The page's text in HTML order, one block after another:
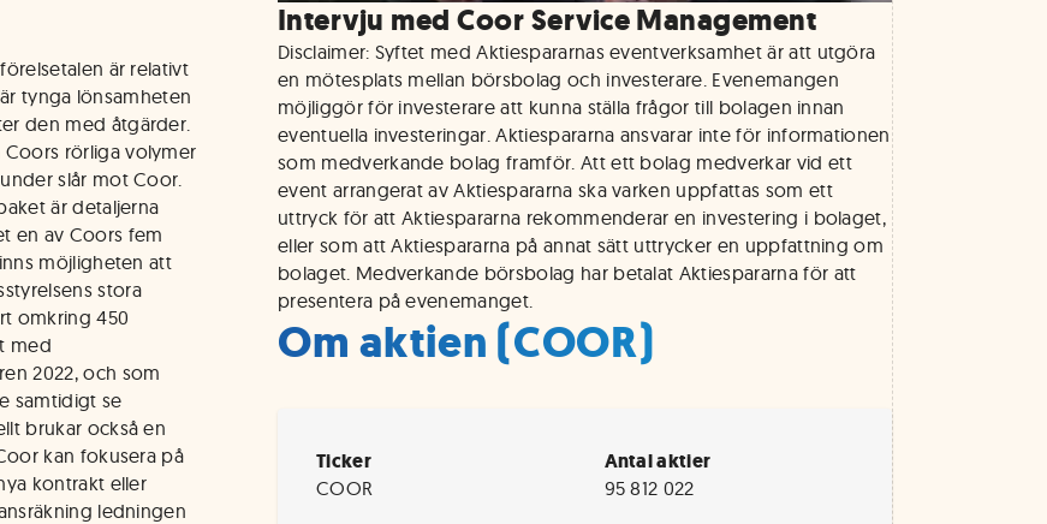
är relativt
tynga lönsamheten
den med åtgärder.
rörliga volymer
slår mot Coor.
är detaljerna
en av Coors fem
möjligheten att
stora
omkring 450
med
2022, och som
samtidigt se
brukar också en
kan fokusera på
kontrakt eller
ledningen
Intervju med Coor Service Management
Disclaimer: Syftet med Aktiespararnas eventverksamhet är att utgöra
en mötesplats mellan börsbolag och investerare. Evenemangen
möjliggör för investerare att kunna ställa frågor till bolagen innan
eventuella investeringar. Aktiespararna ansvarar inte för informationen
som medverkande bolag framför. Att ett bolag medverkar vid ett
event arrangerat av Aktiespararna ska varken uppfattas som ett
uttryck för att Aktiespararna rekommenderar en investering i bolaget,
eller som att Aktiespararna på annat sätt uttrycker en uppfattning om
bolaget. Medverkande börsbolag har betalat Aktiespararna för att
presentera på evenemanget.
Om aktien (COOR)
Ticker
COOR
Antal aktier
95 812 022